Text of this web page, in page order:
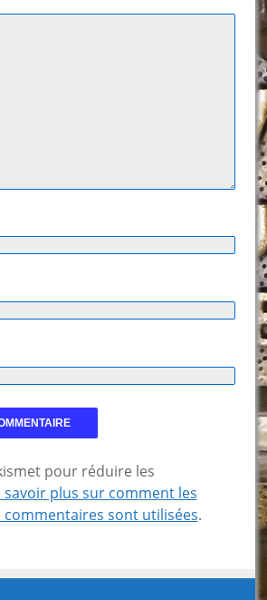
pour réduire les
savoir plus sur comment les
commentaires sont utilisées.